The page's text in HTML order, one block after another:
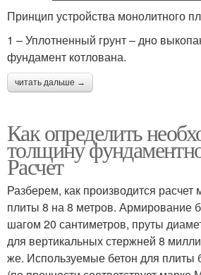
Принцип устройства монолитного
1 – Уплотненный грунт – дно
фундамент котлована.
читать дальше →
Как определить
толщину
Расчет
Разберем, как производится расчет
плиты 8 на 8 метров. Армирование
шагом 20 сантиметров, пруты
для вертикальных стержней 8
же. Используемые бетон для плиты